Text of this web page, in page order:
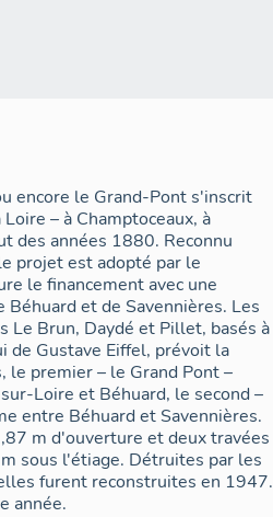
encore le Grand-Pont s'inscrit
– à Champtoceaux, à
des années 1880. Reconnu
projet est adopté par le
le financement avec une
et de Savennières. Les
Le Brun, Daydé et Pillet, basés à
de Gustave Eiffel, prévoit la
premier – le Grand Pont –
Loire et Béhuard, le second –
entre Béhuard et Savennières.
m d'ouverture et deux travées
sous l'étiage. Détruites par les
furent reconstruites en 1947.
année.